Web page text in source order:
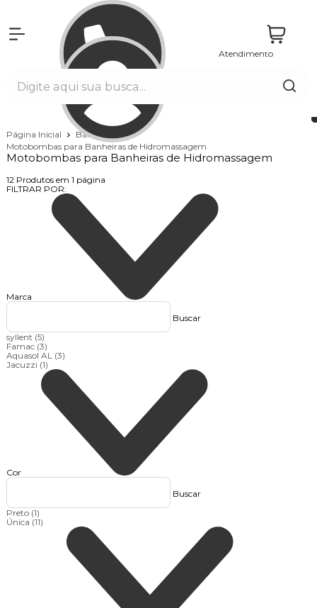
Atendimento
Página Inicial
Banheiras
Motobombas para Banheiras de Hidromassagem
Motobombas para Banheiras de Hidromassagem
12 Produtos em 1 página
FILTRAR POR:
Marca
Buscar
syllent (5)
Famac (3)
Aquasol AL (3)
Jacuzzi (1)
Cor
Buscar
Preto (1)
Única (11)